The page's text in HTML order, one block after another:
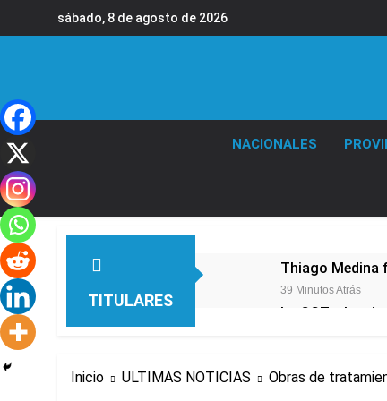
sábado, 8 de agosto de 2026
NACIONALES
TITULARES
Thiago Medina
39 Minutos Atrás
La CGT y las
17 Horas Atrás
Inicio ULTIMAS NOTICIAS Obras de